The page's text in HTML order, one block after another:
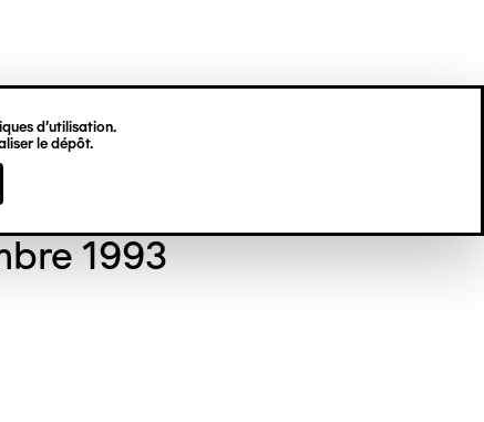
d’utilisation.
le dépôt.
1993